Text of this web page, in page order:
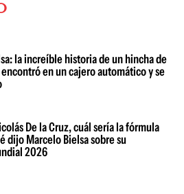
la increíble historia de un hincha de
en un cajero automático y se
De la Cruz, cuál sería la fórmula
dijo Marcelo Bielsa sobre su
2026